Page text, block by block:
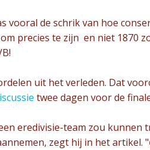
de schrik van hoe
precies te zijn en niet 1870
uit het verleden. Dat
twee dagen voor de
eredivisie-team zou kunnen
zegt hij in het artikel. "